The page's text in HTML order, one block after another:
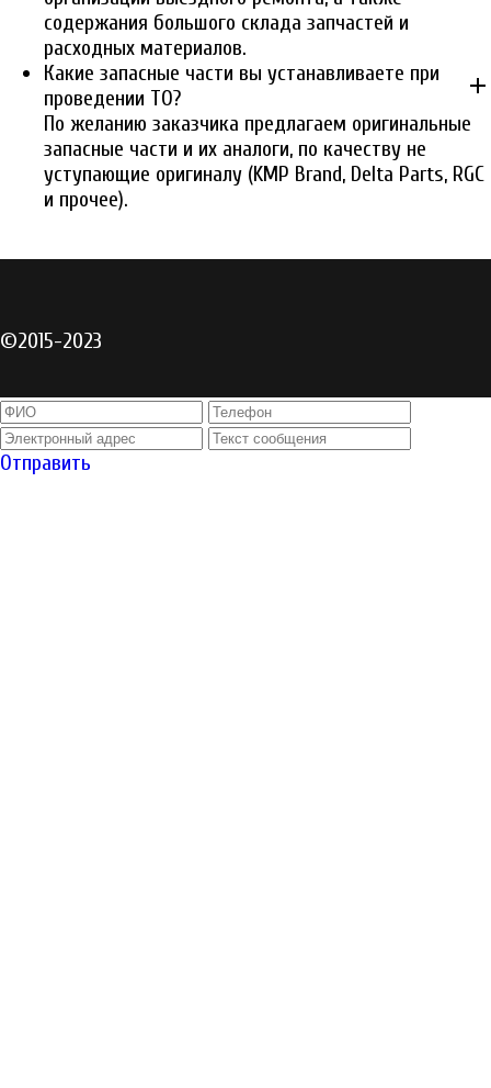
содержания большого склада запчастей и
расходных материалов.
Какие запасные части вы устанавливаете при
проведении ТО?
add
По желанию заказчика предлагаем оригинальные
запасные части и их аналоги, по качеству не
уступающие оригиналу (KMP Brand, Delta Parts, RGC
и прочее).
©2015-2023
Отправить